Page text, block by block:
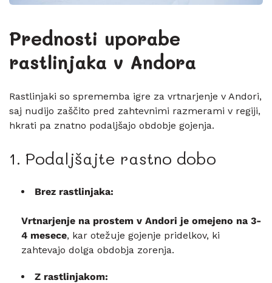
Prednosti uporabe
rastlinjaka v Andora
Rastlinjaki so sprememba igre za vrtnarjenje v Andori,
saj nudijo zaščito pred zahtevnimi razmerami v regiji,
hkrati pa znatno podaljšajo obdobje gojenja.
1. Podaljšajte rastno dobo
Brez rastlinjaka:
Vrtnarjenje na prostem v Andori je omejeno na 3-
4 mesece, kar otežuje gojenje pridelkov, ki
zahtevajo dolga obdobja zorenja.
Z rastlinjakom: